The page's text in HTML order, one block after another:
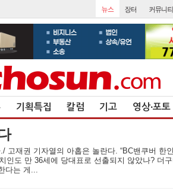
기획특집 칼럼 기고 영상∙포토
재권 기자열의 아홉은 놀란다. “BC밴쿠버 한
인도 만 36세에 당대표로 선출되지 않았나? 더
다는 게...